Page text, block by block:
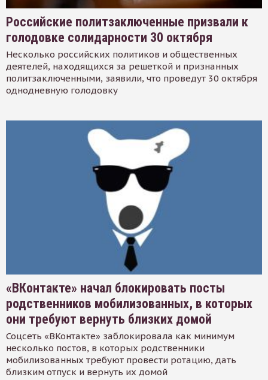
Российские политзаключенные призвали к
голодовке солидарности 30 октября
Несколько российских политиков и общественных
деятелей, находящихся за решеткой и признанных
политзаключенными, заявили, что проведут 30 октября
однодневную голодовку
«ВКонтакте» начал блокировать посты
родственников мобилизованных, в которых
они требуют вернуть близких домой
Соцсеть «ВКонтакте» заблокировала как минимум
несколько постов, в которых родственники
мобилизованных требуют провести ротацию, дать
близким отпуск и вернуть их домой